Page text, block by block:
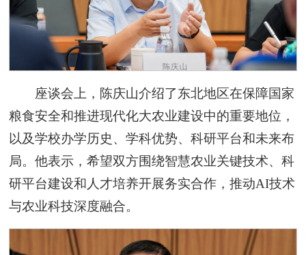
座谈会上，陈庆山介绍了东北地区在保障国家
粮食安全和推进现代化大农业建设中的重要地位，
以及学校办学历史、学科优势、科研平台和未来布
局。他表示，希望双方围绕智慧农业关键技术、科
研平台建设和人才培养开展务实合作，推动AI技术
与农业科技深度融合。